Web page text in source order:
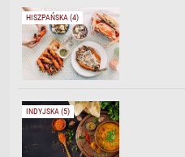
HISZPAŃSKA (4)
INDYJSKA (5)